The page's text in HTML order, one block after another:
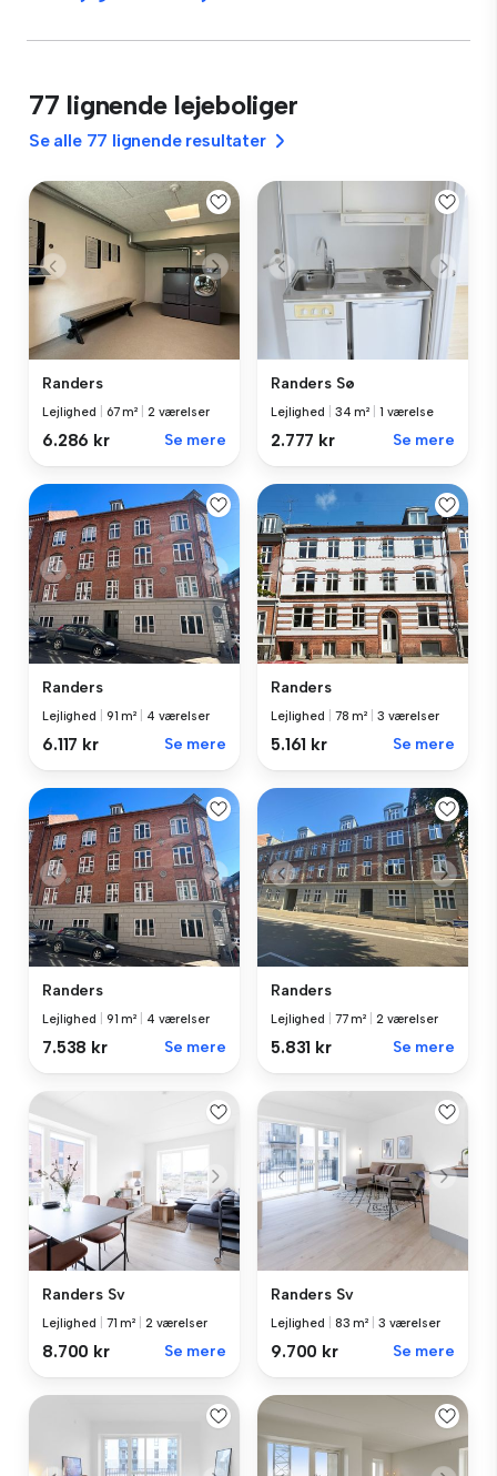
77 lignende lejeboliger
Se alle 77 lignende resultater
Randers
Lejlighed 67 m² 2 værelser
6.286 kr Se mere
Randers Sø
Lejlighed 34 m² 1 værelse
2.777 kr Se mere
Randers
Lejlighed 91 m² 4 værelser
6.117 kr Se mere
Randers
Lejlighed 78 m² 3 værelser
5.161 kr Se mere
Randers
Lejlighed 91 m² 4 værelser
7.538 kr Se mere
Randers
Lejlighed 77 m² 2 værelser
5.831 kr Se mere
Randers Sv
Lejlighed 71 m² 2 værelser
8.700 kr Se mere
Randers Sv
Lejlighed 83 m² 3 værelser
9.700 kr Se mere